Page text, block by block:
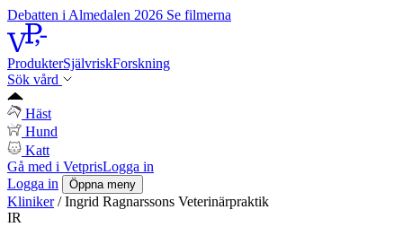
Debatten i Almedalen 2026 Se filmerna
ProdukterSjälvriskForskning
Sök vård
Häst
Hund
Katt
Gå med i VetprisLogga in
Logga in
Öppna meny
Kliniker / Ingrid Ragnarssons Veterinärpraktik
IR